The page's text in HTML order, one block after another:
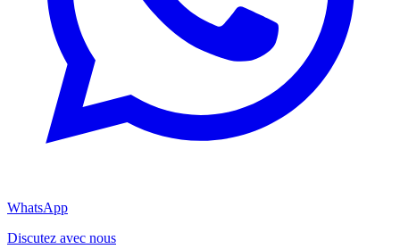
WhatsApp
Discutez avec nous